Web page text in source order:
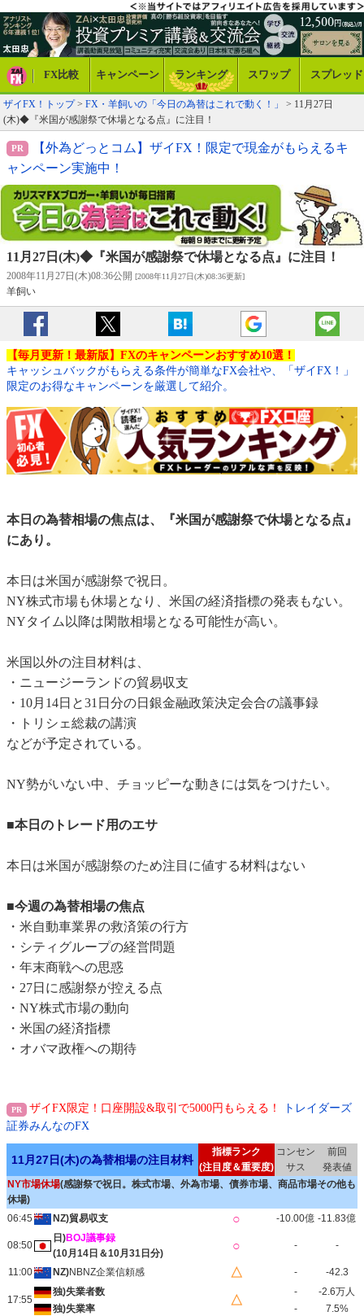
FX比較 キャンペーン ランキング スワップ スプレッド
ザイFX！トップ> FX・羊飼いの「今日の為替はこれで動く！」
> 11月27日
(木)◆『米国が感謝祭で休場となる点』に注目！
【外為どっとコム】ザイFX！限定で現金がもらえるキ
ャンペーン実施中！
11月27日(木)◆『米国が感謝祭で休場となる点』に注目！
2008年11月27日(木)08:36公開 [2008年11月27日(木)08:36更新]
羊飼い
【毎月更新！最新版】FXのキャンペーンおすすめ10選！
キャッシュバックがもらえる条件が簡単なFX会社や、「ザイFX！」
限定のお得なキャンペーンを厳選して紹介。
本日の為替相場の焦点は、『米国が感謝祭で休場となる点』
にあり。
本日は米国が感謝祭で祝日。
NY株式市場も休場となり、米国の経済指標の発表もない。
NYタイム以降は閑散相場となる可能性が高い。
米国以外の注目材料は、
・ニュージーランドの貿易収支
・10月14日と31日分の日銀金融政策決定会合の議事録
・トリシェ総裁の講演
などが予定されている。
NY勢がいない中、チョッピーな動きには気をつけたい。
■本日のトレード用のエサ
本日は米国が感謝祭のため注目に値する材料はない
■今週の為替相場の焦点
・米自動車業界の救済策の行方
・シティグループの経営問題
・年末商戦への思惑
・27日に感謝祭が控える点
・NY株式市場の動向
・米国の経済指標
・オバマ政権への期待
ザイFX限定！口座開設&取引で5000円もらえる！
トレイダーズ
証券みんなのFX
11月27日(木)の為替相場の注目材料
指標ランク
(注目度＆重要度)
コンセン
サス
前回
発表値
NY市場休場(感謝祭で祝日。株式市場、外為市場、債券市場、商品市場その他も
休場)
06:45
NZ)貿易収支 ○ -10.00億 -11.83億
08:50
日)BOJ議事録
(10月14日＆10月31日分)
○ - -
11:00 NZ)NBNZ企業信頼感 △ - -42.3
17:55
独)失業者数
△
-
-2.6万人
独)失業率
-
7.5%